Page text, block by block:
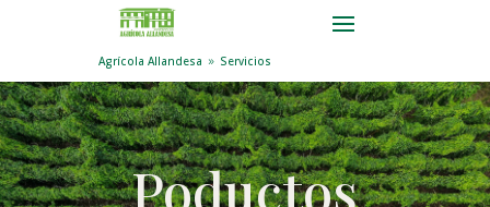
Agrícola Allandesa 9 Servicios
Poductos